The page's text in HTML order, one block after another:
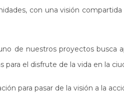
con una visión
de nuestros proyectos busca
el disfrute de la vida en la
para pasar de la visión a la